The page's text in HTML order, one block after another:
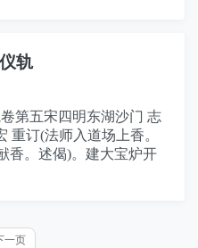
轨
第五宋四明东湖沙门 志
重订(法师入道场上香。
香。述偈)。建大宝炉开
一页